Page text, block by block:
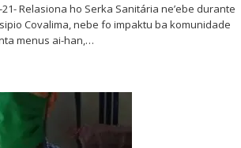
21- Relasiona ho Serka Sanitária ne’ebe durante
Covalima, nebe fo impaktu ba komunidade
menus ai-han,…